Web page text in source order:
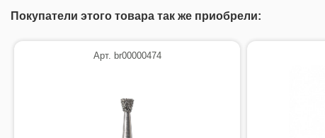
Покупатели этого товара так же приобрели:
Арт. br00000474